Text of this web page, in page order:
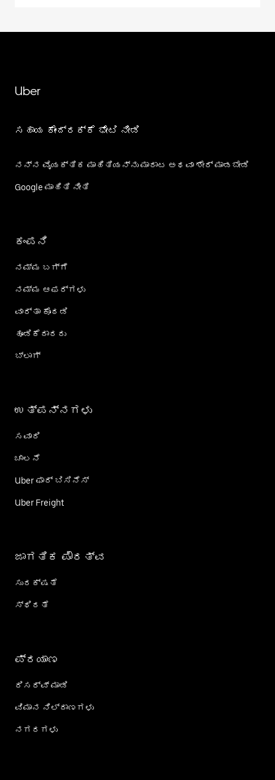
Uber
ಸಹಾಯ ಕೇಂದ್ರಕ್ಕೆ ಭೇಟಿ ನೀಡಿ
ನನ್ನ ವೈಯಕ್ತಿಕ ಮಾಹಿತಿಯನ್ನು ಮಾರಾಟ ಅಥವಾ ಶೇರ್‌ ಮಾಡಬೇಡಿ
Google ಮಾಹಿತಿ ನೀತಿ
ಕಂಪನಿ
ನಮ್ಮ ಬಗ್ಗೆ
ನಮ್ಮ ಆಫರ್‌ಗಳು
ವಾರ್ತಾ ಕೊಠಡಿ
ಹೂಡಿಕೆದಾರರು
ಬ್ಲಾಗ್
ಉತ್ಪನ್ನಗಳು
ಸವಾರಿ
ಚಾಲನೆ
Uber ಫಾರ್ ಬಿಸಿನೆಸ್
Uber Freight
ಜಾಗತಿಕ ಪೌರತ್ವ
ಸುರಕ್ಷತೆ
ಸ್ಥಿರತೆ
ಪ್ರಯಾಣ
ರಿಸರ್ವ್ ಮಾಡಿ
ವಿಮಾನ ನಿಲ್ದಾಣಗಳು
ನಗರಗಳು